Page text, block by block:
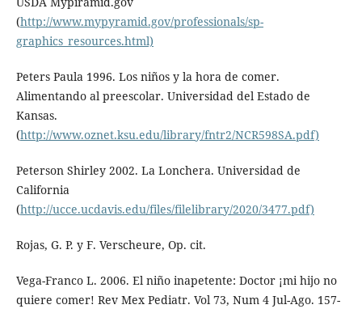
(http://www.mypyramid.gov/professionals/sp-
graphics_resources.html)
Peters Paula 1996. Los niños y la hora de comer.
Alimentando al preescolar. Universidad del Estado de
Kansas.
(http://www.oznet.ksu.edu/library/fntr2/NCR598SA.pdf)
Peterson Shirley 2002. La Lonchera. Universidad de
California
(http://ucce.ucdavis.edu/files/filelibrary/2020/3477.pdf)
Rojas, G. P. y F. Verscheure, Op. cit.
Vega-Franco L. 2006. El niño inapetente: Doctor ¡mi hijo no
quiere comer! Rev Mex Pediatr. Vol 73, Num 4 Jul-Ago. 157-